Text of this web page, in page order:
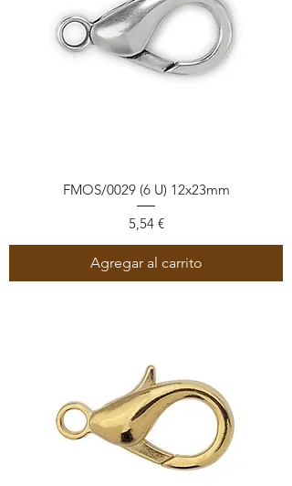
FMOS/0029 (6 U) 12x23mm
Precio
5,54 €
Agregar al carrito